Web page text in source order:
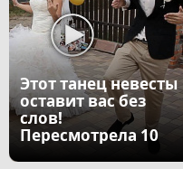
Этот танец невесты
оставит вас без
слов!
Пересмотрела 10